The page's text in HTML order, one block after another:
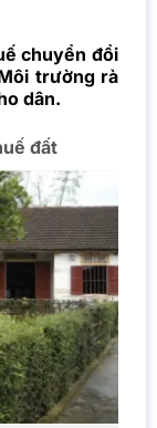
chuyển đổi
trường rà
dân.
đất